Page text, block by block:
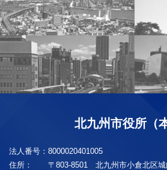
北九州市役所（
法人番号： 8000020401005
住所：
〒803-8501 北九州市小倉北区城